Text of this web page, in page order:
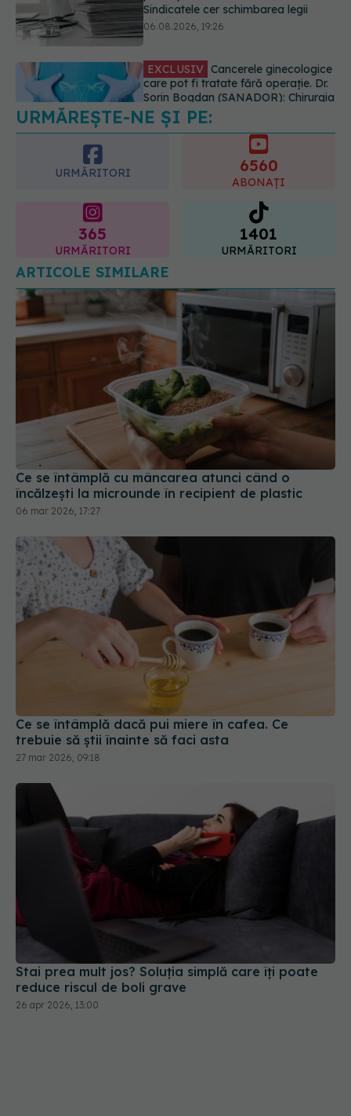
Sorin Bogdan (SANADOR): Chirurgia
este indicată doar punctual, pentru
06.08.2026, 19:05
EXCLUSIV Brahiterapie vs
radioterapie externă în cancerul
ginecologic. Dr. Sorin Bogdan
(SANADOR) explică diferența și
cum acționează tratamentul
URMĂREȘTE-NE ȘI PE:
6560
ABONAȚI
365
URMĂRITORI
1401
URMĂRITORI
ARTICOLE SIMILARE
Ce se întâmplă cu mâncarea atunci când o
încălzești la microunde în recipient de plastic
06 mar 2026, 17:27
Ce se întâmplă dacă pui miere în cafea. Ce
trebuie să știi înainte să faci asta
27 mar 2026, 09:18
Stai prea mult jos? Soluția simplă care îți poate
reduce riscul de boli grave
26 apr 2026, 13:00